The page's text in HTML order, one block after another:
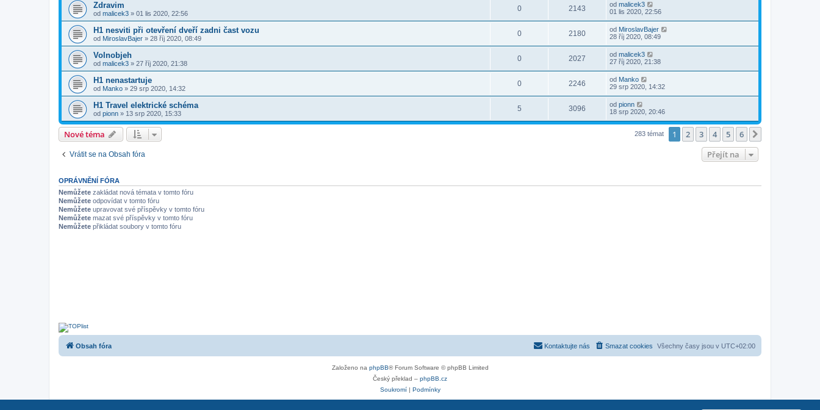
Zdravim
od malicek3 » 01 lis 2020, 22:56
0 2143 od malicek3
01 lis 2020, 22:56
H1 nesviti při otevření dveří zadni čast vozu
od MiroslavBajer » 28 říj 2020, 08:49
0 2180 od MiroslavBajer
28 říj 2020, 08:49
Volnobjeh
od malicek3 » 27 říj 2020, 21:38
0 2027 od malicek3
27 říj 2020, 21:38
H1 nenastartuje
od Manko » 29 srp 2020, 14:32
0 2246 od Manko
29 srp 2020, 14:32
H1 Travel elektrické schéma
od pionn » 13 srp 2020, 15:33
5 3096 od pionn
18 srp 2020, 20:46
Nové téma 283 témat 1 2 3 4 5 6
Vrátit se na Obsah fóra Přejít na
OPRÁVNĚNÍ FÓRA
Nemůžete zakládat nová témata v tomto fóru
Nemůžete odpovídat v tomto fóru
Nemůžete upravovat své příspěvky v tomto fóru
Nemůžete mazat své příspěvky v tomto fóru
Nemůžete přikládat soubory v tomto fóru
Obsah fóra Všechny časy jsou v UTC+02:00
Smazat cookies
Kontaktujte nás
Založeno na phpBB® Forum Software © phpBB Limited
Český překlad – phpBB.cz
Soukromí| Podmínky